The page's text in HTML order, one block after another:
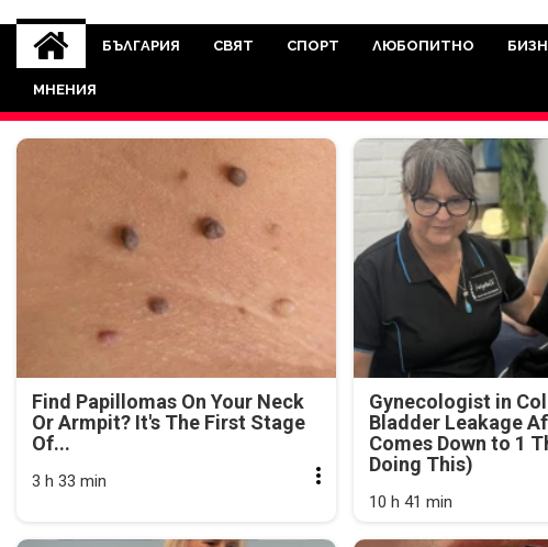
novinite-dnesbg.eu
Novinite-dnesbg.eu е медия, която има
Света. Новините, които се
между медията и читателската
БЪЛГАРИЯ СВЯТ СПОРТ ЛЮБОПИТНО
МНЕНИЯ
Find Papillomas On Your Neck
Or Armpit? It's The First Stage
Of...
3 h 33 min
Gynecologist in
Bladder Leakage
Comes Down to 1
Doing This)
10 h 41 min